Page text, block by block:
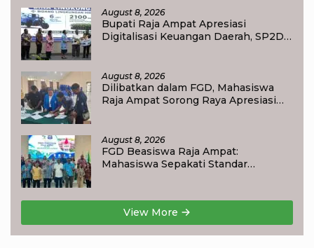
August 8, 2026
Bupati Raja Ampat Apresiasi
Digitalisasi Keuangan Daerah, SP2D
August 8, 2026
Dilibatkan dalam FGD, Mahasiswa
Raja Ampat Sorong Raya Apresiasi
August 8, 2026
FGD Beasiswa Raja Ampat:
Mahasiswa Sepakati Standar
View More